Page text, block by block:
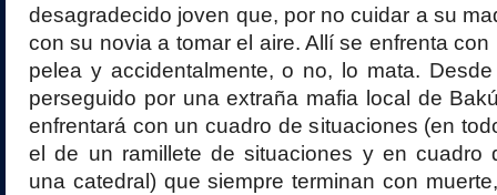
desagradecido joven que, por no cuidar a su
con su novia a tomar el aire. Allí se enfrenta
pelea y accidentalmente, o no, lo mata.
perseguido por una extraña mafia local de
enfrentará con un cuadro de situaciones (en
el de un ramillete de situaciones y en cuadro
una catedral) que siempre terminan con